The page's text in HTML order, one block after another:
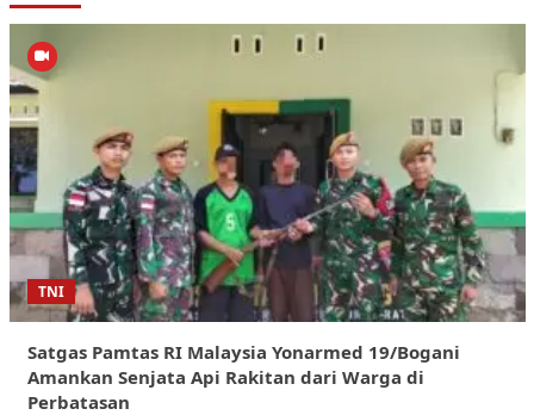
TNI
Satgas Pamtas RI Malaysia Yonarmed 19/Bogani
Amankan Senjata Api Rakitan dari Warga di
Perbatasan